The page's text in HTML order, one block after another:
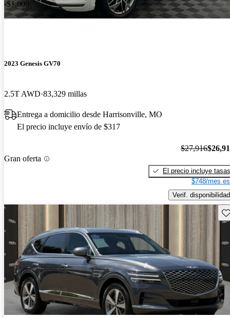
-$1,000
2023 Genesis GV70
2.5T AWD 83,329 millas
Entrega a domicilio desde Harrisonville, MO
El precio incluye envío de $317
Gran oferta
$27,916
El precio incluye tasas
$748/mes
Verif. disponibilidad